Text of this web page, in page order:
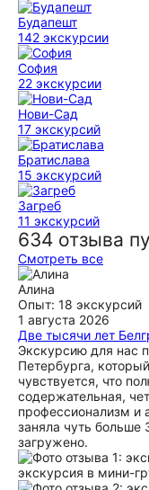
Будапешт
142 экскурсии
София
22 экскурсии
Нови-Сад
17 экскурсий
Братислава
15 экскурсий
Загреб
11 экскурсий
634 отзыва
Смотреть все
Алина
Опыт: 18 экскурсий
1 августа 2026
Две тысячи лет
Экскурсию для нас
Петербурга,
чувствуется, что
содержательная,
профессионализм и
заняла чуть
загружено.